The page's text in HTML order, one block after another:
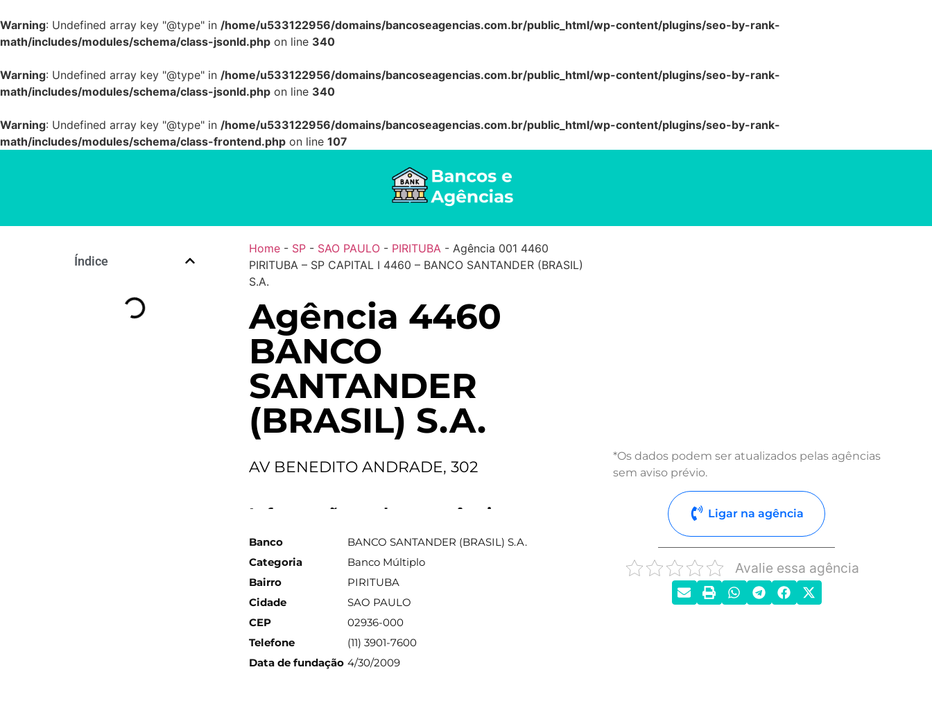
Warning: Undefined array key "@type" in /home/u533122956/domains/bancoseagencias.com.br/public_html/wp-content/plugins/seo-by-rank-
math/includes/modules/schema/class-jsonld.php on line 340
Warning: Undefined array key "@type" in /home/u533122956/domains/bancoseagencias.com.br/public_html/wp-content/plugins/seo-by-rank-
math/includes/modules/schema/class-jsonld.php on line 340
Warning: Undefined array key "@type" in /home/u533122956/domains/bancoseagencias.com.br/public_html/wp-content/plugins/seo-by-rank-
math/includes/modules/schema/class-frontend.php on line 107
Índice
Home- SP- SAO PAULO- PIRITUBA - Agência 001 4460
PIRITUBA – SP CAPITAL I 4460 – BANCO SANTANDER (BRASIL)
S.A.
Agência 4460
BANCO
SANTANDER
(BRASIL) S.A.
AV BENEDITO ANDRADE, 302
Informações sobre a agência
Banco
BANCO SANTANDER (BRASIL) S.A.
Categoria
Banco Múltiplo
Bairro
PIRITUBA
Cidade
SAO PAULO
CEP
02936-000
Telefone
(11) 3901-7600
Data de fundação 4/30/2009
*Os dados podem ser atualizados pelas agências
sem aviso prévio.
Ligar na agência
Avalie essa agência